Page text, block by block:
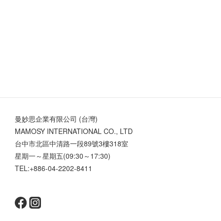
曼妙思企業有限公司 (台灣)
MAMOSY INTERNATIONAL CO., LTD
台中市北區中清路一段89號3樓318室
星期一～星期五(09:30～17:30)
TEL:+886-04-2202-8411